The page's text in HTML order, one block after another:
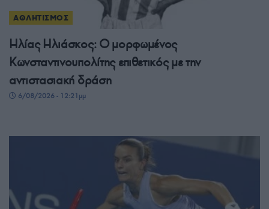
ΑΘΛΗΤΙΣΜΟΣ
Ηλίας Ηλιάσκος: Ο μορφωμένος
Κωνσταντινουπολίτης επιθετικός με την
αντιστασιακή δράση
6/08/2026 - 12:21μμ